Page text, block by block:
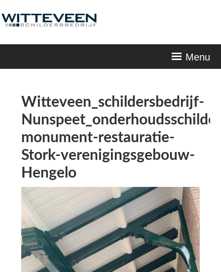
Menu
Witteveen_schildersbedrijf-
monument-restauratie-
Stork-verenigingsgebouw-
Hengelo